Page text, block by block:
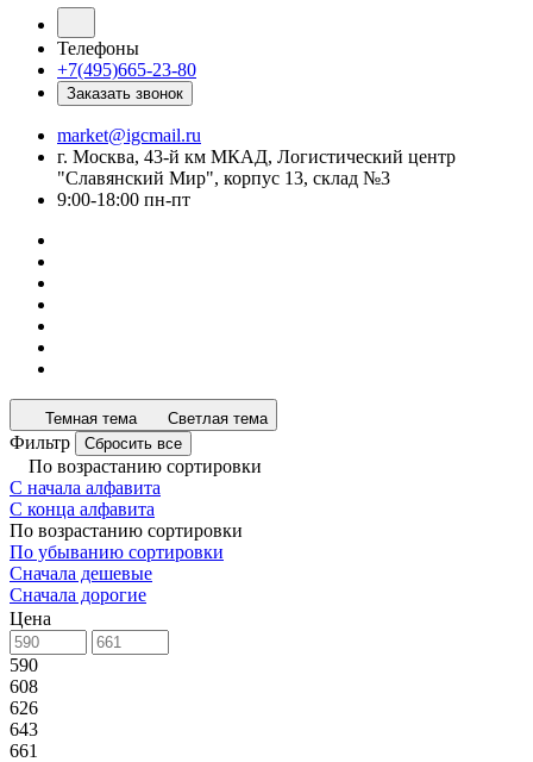
Телефоны
+7(495)665-23-80
Заказать звонок
market@igcmail.ru
г. Москва, 43-й км МКАД, Логистический центр
"Славянский Мир", корпус 13, склад №3
9:00-18:00 пн-пт
Темная тема Светлая тема
Фильтр Сбросить все
По возрастанию сортировки
С начала алфавита
С конца алфавита
По возрастанию сортировки
По убыванию сортировки
Сначала дешевые
Сначала дорогие
Цена
590
608
626
643
661